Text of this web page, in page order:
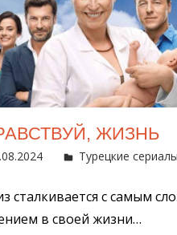
ЖИЗНЬ
Администратор
Турецкие
сталкивается с самым
в своей жизни…